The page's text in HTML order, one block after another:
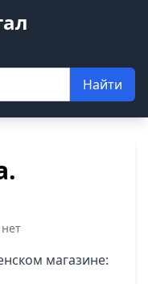
Найти
магазине: